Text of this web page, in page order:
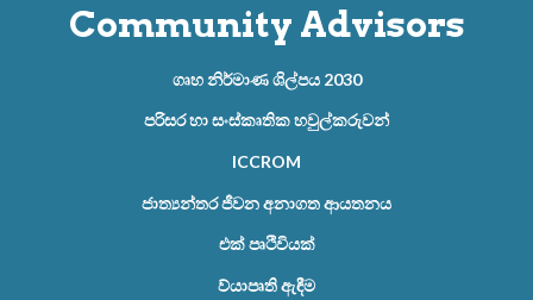
Community Advisors
ගෘහ නිර්මාණ ශිල්පය 2030
පරිසර හා සංස්කෘතික හවුල්කරුවන්
ICCROM
ජාත්‍යන්තර ජීවන අනාගත ආයතනය
එක් පෘථිවියක්
ව්යාපෘති ඇඳීම